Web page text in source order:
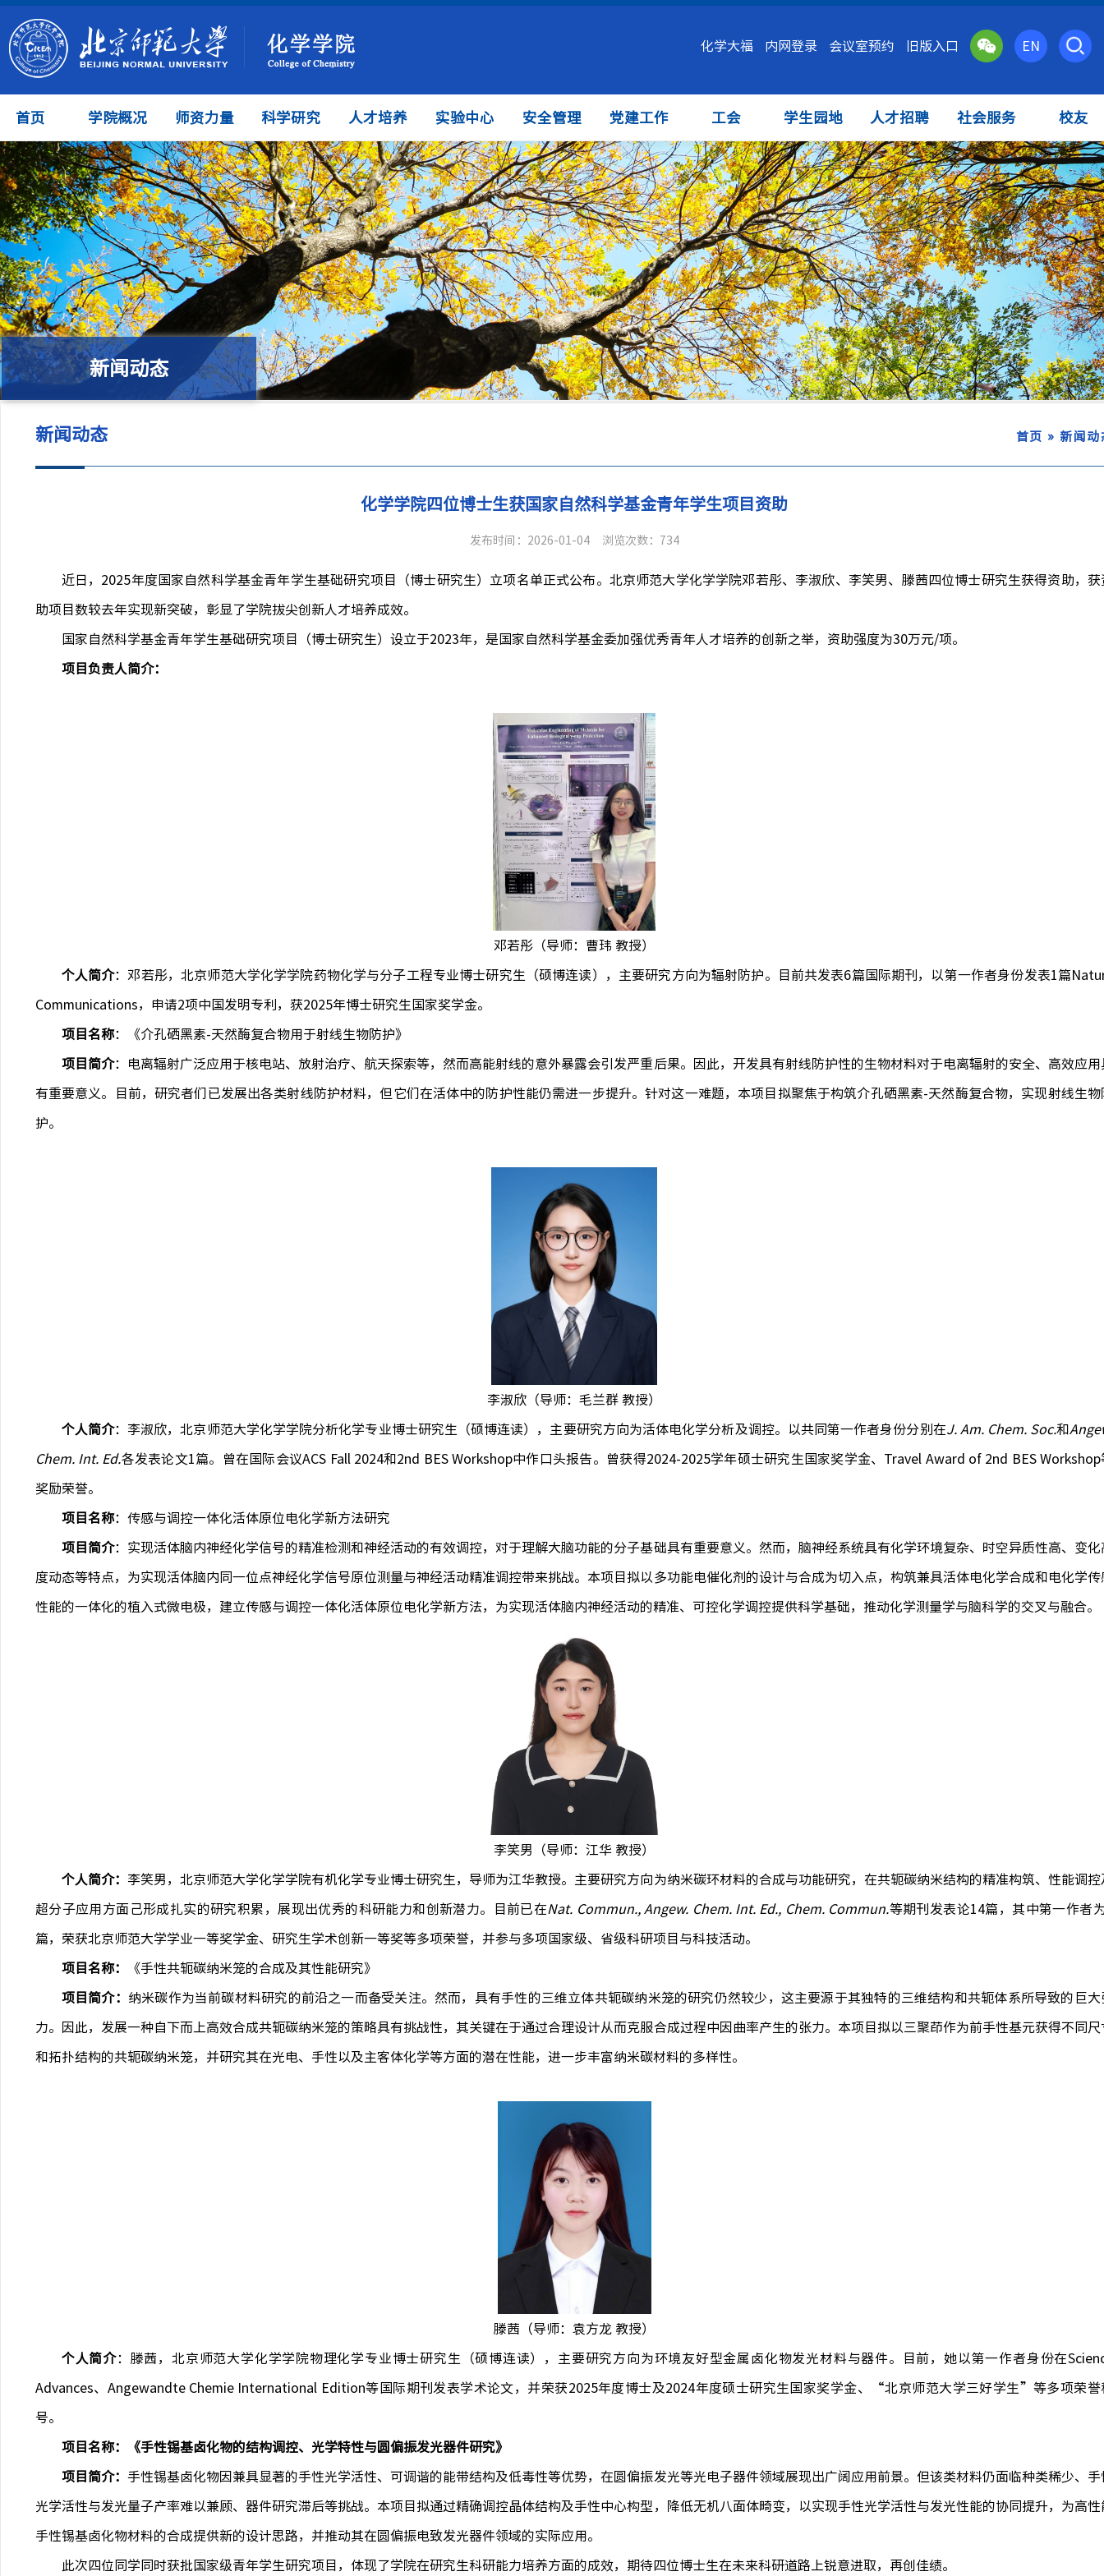
首页 学院概况 师资力量 科学研究 人才培养 实验中心 安全管理 党建工作 工会 学生园地 人才招聘 社会服务 校友
化学大福 内网登录 会议室预约 旧版入口 EN
新闻动态
新闻动态 首页 » 新闻动
化学学院四位博士生获国家自然科学基金青年学生项目资助
发布时间：2026-01-04 浏览次数： 734
近日， 2025年度国家自然科学基金青年学生基础研究项目（博士研究生）立项名单正式公布。北京师范大学化学学院邓若彤、李淑欣、李笑男、滕茜四位博士研究生获得资助，获
助项目数较去年实现新突破，彰显了学院拔尖创新人才培养成效。
国家自然科学基金青年学生基础研究项目（博士研究生）设立于2023年，是国家自然科学基金委加强优秀青年人才培养的创新之举，资助强度为30万元/项。
项目负责人简介：
邓若彤（导师：曹玮 教授）
个人简介：邓若彤，北京师范大学化学学院药物化学与分子工程专业博士研究生（硕博连读），主要研究方向为辐射防护。目前共发表6篇国际期刊，以第一作者身份发表1 篇
Communications，申请2项中国发明专利，获2025年博士研究生国家奖学金。
项目名称：《介孔硒黑素-天然酶复合物用于射线生物防护》
项目简介：电离辐射广泛应用于核电站、放射治疗、航天探索等，然而高能射线的意外暴露会引发严重后果。因此，开发具有射线防护性的生物材料对于电离辐射的安全、高效应用
有重要意义。目前，研究者们已发展出各类射线防护材料，但它们在活体中的防护性能仍需进一步提升。针对这一难题，本项目拟聚焦于构筑介孔硒黑素-天然酶复合物，实现射线生物
护。
李淑欣（导师：毛兰群 教授）
个人简介：李淑欣，北京师范大学化学学院分析化学专业博士研究生（硕博连读），主要研究方向为活体电化学分析及调控。以共同第一作者身份分别在J. Am. Chem. Soc.和
Chem. Int. Ed.各发表论文1 篇。曾在国际会议ACS Fall 2024和 2nd BES Workshop中作口头报告。曾获得2024-2025学年硕士研究生国家奖学金、 Travel Award of 2nd BES Workshop
奖励荣誉。
项目名称：传感与调控一体化活体原位电化学新方法研究
项目简介：实现活体脑内神经化学信号的精准检测和神经活动的有效调控，对于理解大脑功能的分子基础具有重要意义。然而，脑神经系统具有化学环境复杂、时空异质性高、变化
度动态等特点，为实现活体脑内同一位点神经化学信号原位测量与神经活动精准调控带来挑战。本项目拟以多功能电催化剂的设计与合成为切入点，构筑兼具活体电化学合成和电化学传
性能的一体化的植入式微电极，建立传感与调控一体化活体原位电化学新方法，为实现活体脑内神经活动的精准、可控化学调控提供科学基础，推动化学测量学与脑科学的交叉与融合。
李笑男 （导师：江华 教授）
个人简介： 李笑男，北京师范大学化学学院有机化学专业博士研究生，导师为江华教授。主要研究方向为纳米碳环材料的合成与功能研究，在共轭碳纳米结构的精准构筑、性能调控
超分子应用方面己形成扎实的研究积累，展现出优秀的科研能力和创新潜力。目前已在Nat. Commun., Angew. Chem. Int. Ed., Chem. Commun. 等期刊发表论14篇，其中第一作者
篇，荣获北京师范大学学业一等奖学金、研究生学术创新一等奖等多项荣誉，并参与多项国家级、省级科研项目与科技活动。
项目名称： 《手性共轭碳纳米笼的合成及其性能研究》
项目简介： 纳米碳作为当前碳材料研究的前沿之一而备受关注。然而，具有手性的三维立体共轭碳纳米笼的研究仍然较少，这主要源于其独特的三维结构和共轭体系所导致的巨大
力。因此，发展一种自下而上高效合成共轭碳纳米笼的策略具有挑战性，其关键在于通过合理设计从而克服合成过程中因曲率产生的张力。本项目拟以三聚茚作为前手性基元获得不同尺
和拓扑结构的共轭碳纳米笼，并研究其在光电、手性以及主客体化学等方面的潜在性能，进一步丰富纳米碳材料的多样性。
滕茜 （导师：袁方龙 教授）
个人简介：滕茜，北京师范大学化学学院物理化学专业博士研究生（硕博连读），主要研究方向为环境友好型金属卤化物发光材料与器件。目前，她以第一作者身份在
Advances、 Angewandte Chemie International Edition等国际期刊发表学术论文，并荣获2025年度博士及2024年度硕士研究生国家奖学金、 “北京师范大学三好学生” 等多项荣誉
号。
项目名称：《手性锡基卤化物的结构调控、光学特性与圆偏振发光器件研究》
项目简介： 手性锡基卤化物因兼具显著的手性光学活性、可调谐的能带结构及低毒性等优势，在圆偏振发光等光电子器件领域展现出广阔应用前景。但该类材料仍面临种类稀少、手
光学活性与发光量子产率难以兼顾、器件研究滞后等挑战。本项目拟通过精确调控晶体结构及手性中心构型，降低无机八面体畸变，以实现手性光学活性与发光性能的协同提升，为高性
手性锡基卤化物材料的合成提供新的设计思路，并推动其在圆偏振电致发光器件领域的实际应用。
此次四位同学同时获批国家级青年学生研究项目，体现了学院在研究生科研能力培养方面的成效，期待四位博士生在未来科研道路上锐意进取，再创佳绩。